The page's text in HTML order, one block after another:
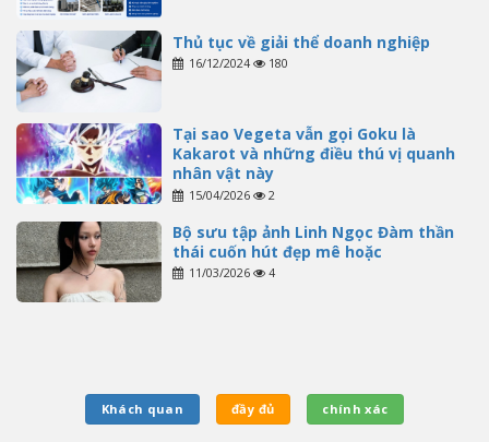
Thủ tục về giải thể doanh nghiệp
16/12/2024 180
Tại sao Vegeta vẫn gọi Goku là
Kakarot và những điều thú vị quanh
nhân vật này
15/04/2026 2
Bộ sưu tập ảnh Linh Ngọc Đàm thần
thái cuốn hút đẹp mê hoặc
11/03/2026 4
Khách quan đầy đủ chính xác